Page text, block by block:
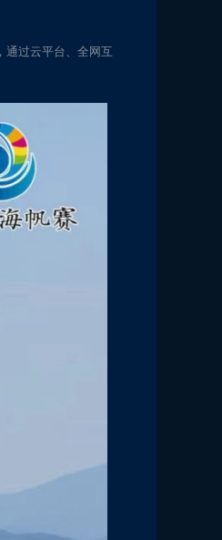
通过云平台、全网互